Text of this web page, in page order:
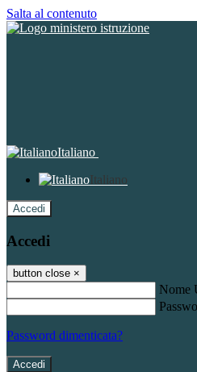
Salta al contenuto
Italiano
Italiano
Accedi
Accedi
button close ×
Nome
Password dimenticata?